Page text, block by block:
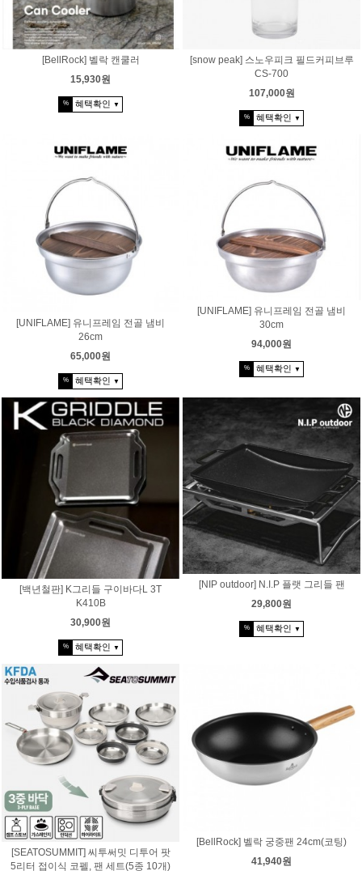
[BellRock] 벨락 캔쿨러
15,930원
% 혜택확인 ▼
[snow peak] 스노우피크 필드커피브루
CS-700
107,000원
% 혜택확인 ▼
[UNIFLAME] 유니프레임 전골 냄비
26cm
65,000원
% 혜택확인 ▼
[UNIFLAME] 유니프레임 전골 냄비
30cm
94,000원
% 혜택확인 ▼
[백년철판] K그리들 구이바다L 3T
K410B
30,900원
% 혜택확인 ▼
[NIP outdoor] N.I.P 플랫 그리들 팬
29,800원
% 혜택확인 ▼
[SEATOSUMMIT] 씨투써밋 디투어 팟
5리터 접이식 코펠, 팬 세트(5종 10개)
[BellRock] 벨락 궁중팬 24cm(코팅)
41,940원